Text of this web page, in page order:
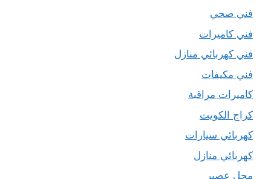
فني صحي
فني كاميرات
فني كهربائي منازل
فني مكيفات
كاميرات مراقبة
كراج الكويت
كهربائي سيارات
كهربائي منازل
محل عصير